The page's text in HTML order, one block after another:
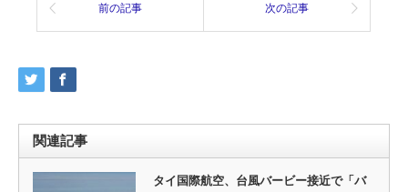
前の記事 次の記事
関連記事
タイ国際航空、台風バービー接近で「バ